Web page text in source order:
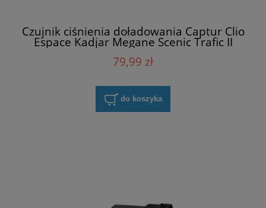
Czujnik ciśnienia doładowania Captur Clio
Espace Kadjar Megane Scenic Trafic II
Max-Gear 21-0370
79,99 zł
do koszyka